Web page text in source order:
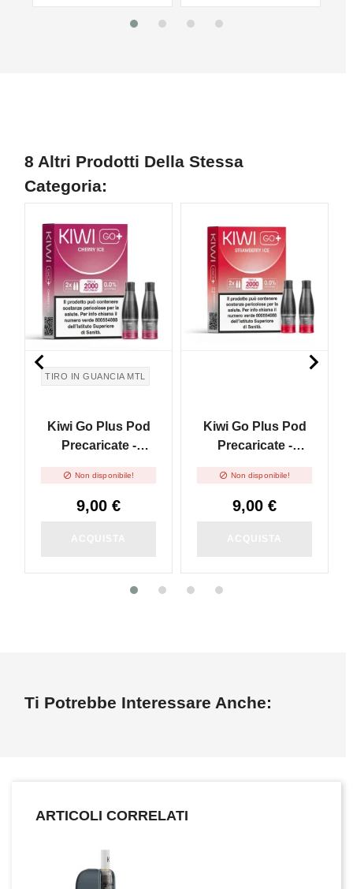
8 Altri Prodotti Della Stessa
Categoria:
TIRO IN GUANCIA MTL
Kiwi Go Plus Pod
Precaricate -
2pz
 Non disponibile!
9,00 €
Kiwi Go Plus Pod
Precaricate -
2ml - 2pz
 Non disponibile!
9,00 €
 
Ti Potrebbe Interessare Anche:
ARTICOLI CORRELATI